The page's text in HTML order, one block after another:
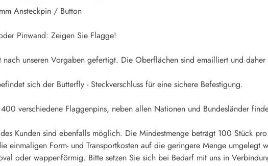
Ansteckpin / Button
Pinwand: Zeigen Sie Flagge!
nach unseren Vorgaben gefertigt. Die Oberflächen sind emailliert und
sich der Butterfly - Steckverschluss für eine sichere Befestigung.
verschiedene Flaggenpins, neben allen Nationen und Bundesländer
Kunden sind ebenfalls möglich. Die Mindestmenge beträgt 100 Stück
einmaligen Form- und Transportkosten auf die geringere Menge
oder wappenförmig. Bitte setzen Sie sich bei Bedarf mit uns in